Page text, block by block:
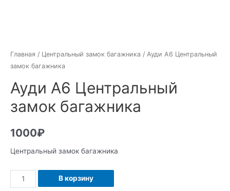
Главная / Центральный замок багажника / Ауди А6 Центральный
замок багажника
Ауди А6 Центральный
замок багажника
1000₽
Центральный замок багажника
Количество
Ауди
В корзину